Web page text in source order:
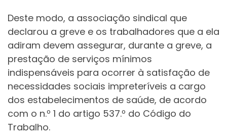
Deste modo, a associação sindical que
declarou a greve e os trabalhadores que a ela
adiram devem assegurar, durante a greve, a
prestação de serviços mínimos
indispensáveis para ocorrer à satisfação de
necessidades sociais impreteríveis a cargo
dos estabelecimentos de saúde, de acordo
com o n.º 1 do artigo 537.º do Código do
Trabalho.